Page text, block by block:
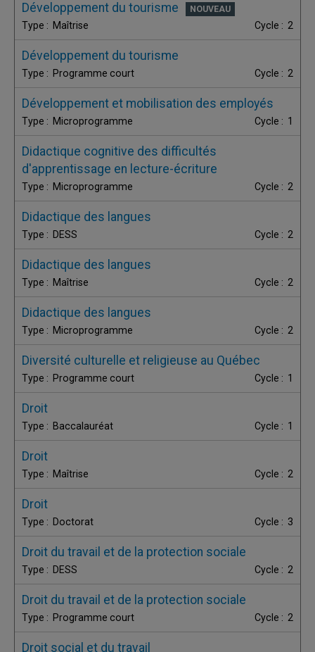
Développement du tourisme
Maîtrise 2
Développement du tourisme
Programme court 2
Développement et mobilisation des employés
Microprogramme 1
Didactique cognitive des difficultés
d'apprentissage en lecture-écriture
Microprogramme 2
Didactique des langues
DESS 2
Didactique des langues
Maîtrise 2
Didactique des langues
Microprogramme 2
Diversité culturelle et religieuse au Québec
Programme court 1
Droit
Baccalauréat 1
Droit
Maîtrise 2
Droit
Doctorat 3
Droit du travail et de la protection sociale
DESS 2
Droit du travail et de la protection sociale
Programme court 2
Droit social et du travail